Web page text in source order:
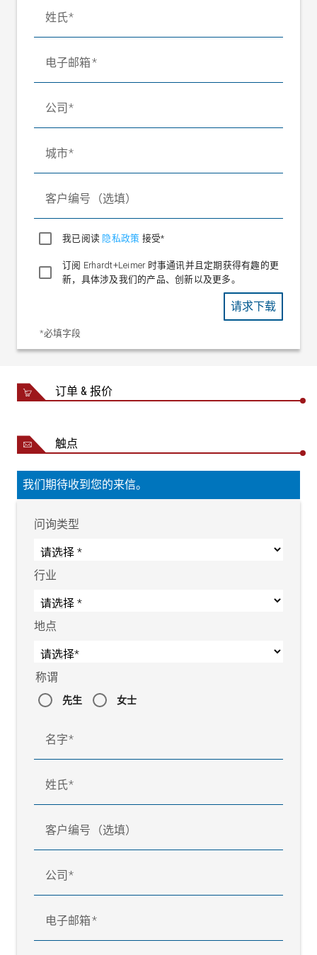
工作电压
额定值
环境温度
姓氏
电子邮箱
公司
城市
客户编号（选填）
我已阅读 隐私政策 接受*
订阅 Erhardt+Leimer 时事通讯并且定期获得有趣的更
新，具体涉及我们的产品、创新以及更多。
*必填字段
请求下载
订单 & 报价
触点
我们期待收到您的来信。
问询类型
行业
地点
称谓
先生 女士
名字
姓氏
客户编号（选填）
公司
电子邮箱